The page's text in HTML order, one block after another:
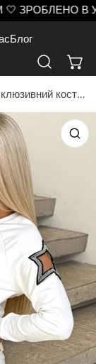
В
Блог
Жіночий ексклюзивний костюм Stars білий